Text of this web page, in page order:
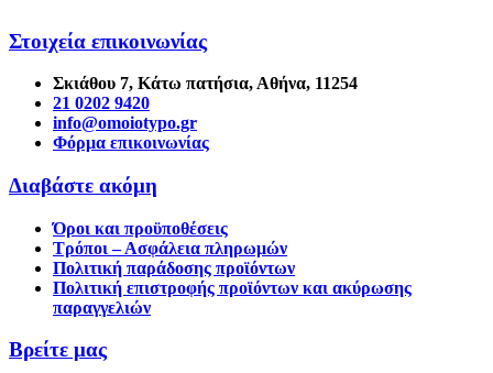
Στοιχεία επικοινωνίας
Σκιάθου 7, Κάτω πατήσια, Αθήνα, 11254
21 0202 9420
info@omoiotypo.gr
Φόρμα επικοινωνίας
Διαβάστε ακόμη
Όροι και προϋποθέσεις
Τρόποι – Ασφάλεια πληρωμών
Πολιτική παράδοσης προϊόντων
Πολιτική επιστροφής προϊόντων και ακύρωσης
παραγγελιών
Βρείτε μας